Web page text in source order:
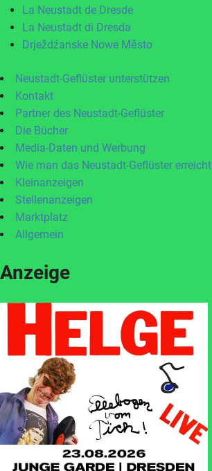
La Neustadt de Dresde
La Neustadt di Dresda
Drježdźanske Nowe Město
Neustadt-Geflüster unterstützen
Kontakt
Partner des Neustadt-Geflüster
Die Bücher
Media-Daten und Werbung
Wie man das Neustadt-Geflüster erreicht
Kleinanzeigen
Stellenanzeigen
Marktplatz
Allgemein
Anzeige